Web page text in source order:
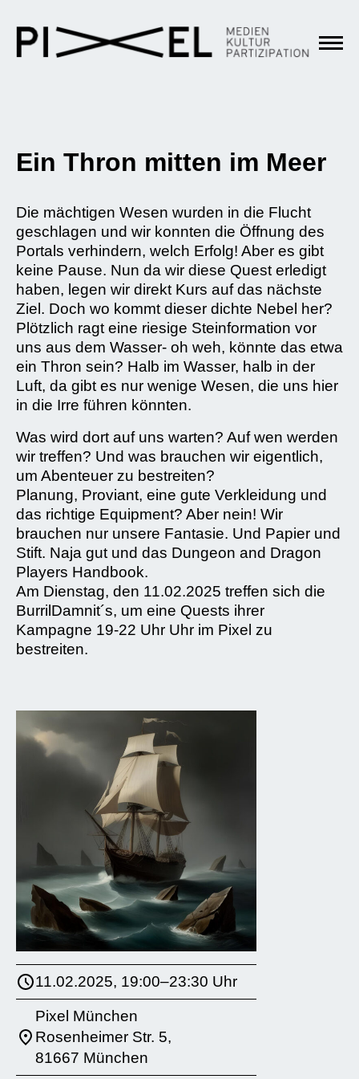
Ein Thron mitten im Meer
Die mächtigen Wesen wurden in die Flucht
geschlagen und wir konnten die Öffnung des
Portals verhindern, welch Erfolg! Aber es gibt
keine Pause. Nun da wir diese Quest erledigt
haben, legen wir direkt Kurs auf das nächste
Ziel. Doch wo kommt dieser dichte Nebel her?
Plötzlich ragt eine riesige Steinformation vor
uns aus dem Wasser- oh weh, könnte das etwa
ein Thron sein? Halb im Wasser, halb in der
Luft, da gibt es nur wenige Wesen, die uns hier
in die Irre führen könnten.
Was wird dort auf uns warten? Auf wen werden
wir treffen? Und was brauchen wir eigentlich,
um Abenteuer zu bestreiten?
Planung, Proviant, eine gute Verkleidung und
das richtige Equipment? Aber nein! Wir
brauchen nur unsere Fantasie. Und Papier und
Stift. Naja gut und das Dungeon and Dragon
Players Handbook.
Am Dienstag, den 11.02.2025 treffen sich die
BurrilDamnit´s, um eine Quests ihrer
Kampagne 19-22 Uhr Uhr im Pixel zu
bestreiten.
11.02.2025, 19:00–23:30 Uhr
Pixel München
Rosenheimer Str. 5,
81667 München